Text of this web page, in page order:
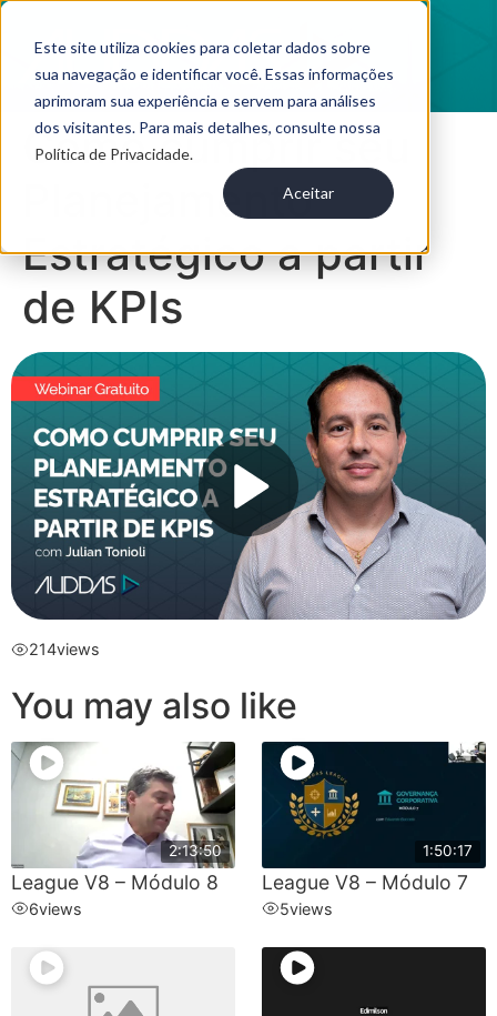
Este site utiliza cookies para coletar dados sobre
sua navegação e identificar você. Essas informações
aprimoram sua experiência e servem para análises
dos visitantes. Para mais detalhes, consulte nossa
Política de Privacidade.
Aceitar
Como cumprir seu
Planejamento
Estratégico a partir
de KPIs
214views
You may also like
2:13:50
League V8 – Módulo 8
6views
1:50:17
League V8 – Módulo 7
5views